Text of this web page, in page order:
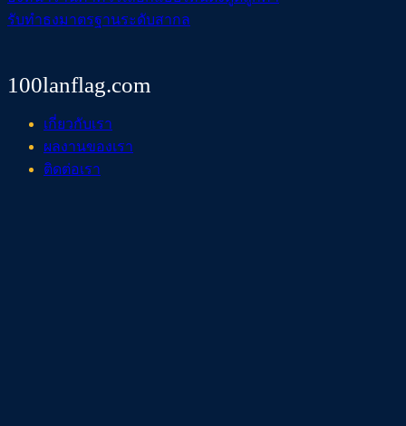
รับทำธงมาตรฐานระดับสากล
100lanflag.com
เกี่ยวกับเรา
ผลงานของเรา
ติดต่อเรา